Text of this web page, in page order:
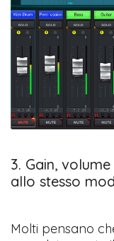
3. Gain,
allo stesso
Molti pensano